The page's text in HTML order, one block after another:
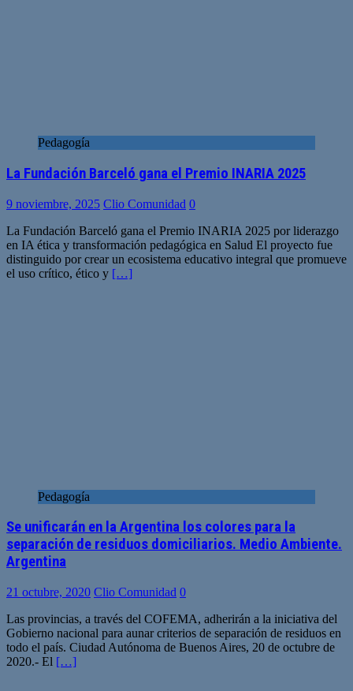
Pedagogía
La Fundación Barceló gana el Premio INARIA 2025
9 noviembre, 2025 Clio Comunidad 0
La Fundación Barceló gana el Premio INARIA 2025 por liderazgo
en IA ética y transformación pedagógica en Salud El proyecto fue
distinguido por crear un ecosistema educativo integral que promueve
el uso crítico, ético y […]
Pedagogía
Se unificarán en la Argentina los colores para la
separación de residuos domiciliarios. Medio Ambiente.
Argentina
21 octubre, 2020 Clio Comunidad 0
Las provincias, a través del COFEMA, adherirán a la iniciativa del
Gobierno nacional para aunar criterios de separación de residuos en
todo el país. Ciudad Autónoma de Buenos Aires, 20 de octubre de
2020.- El […]